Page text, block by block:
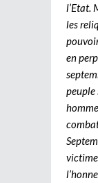
l’Etat.
les
en
peuple